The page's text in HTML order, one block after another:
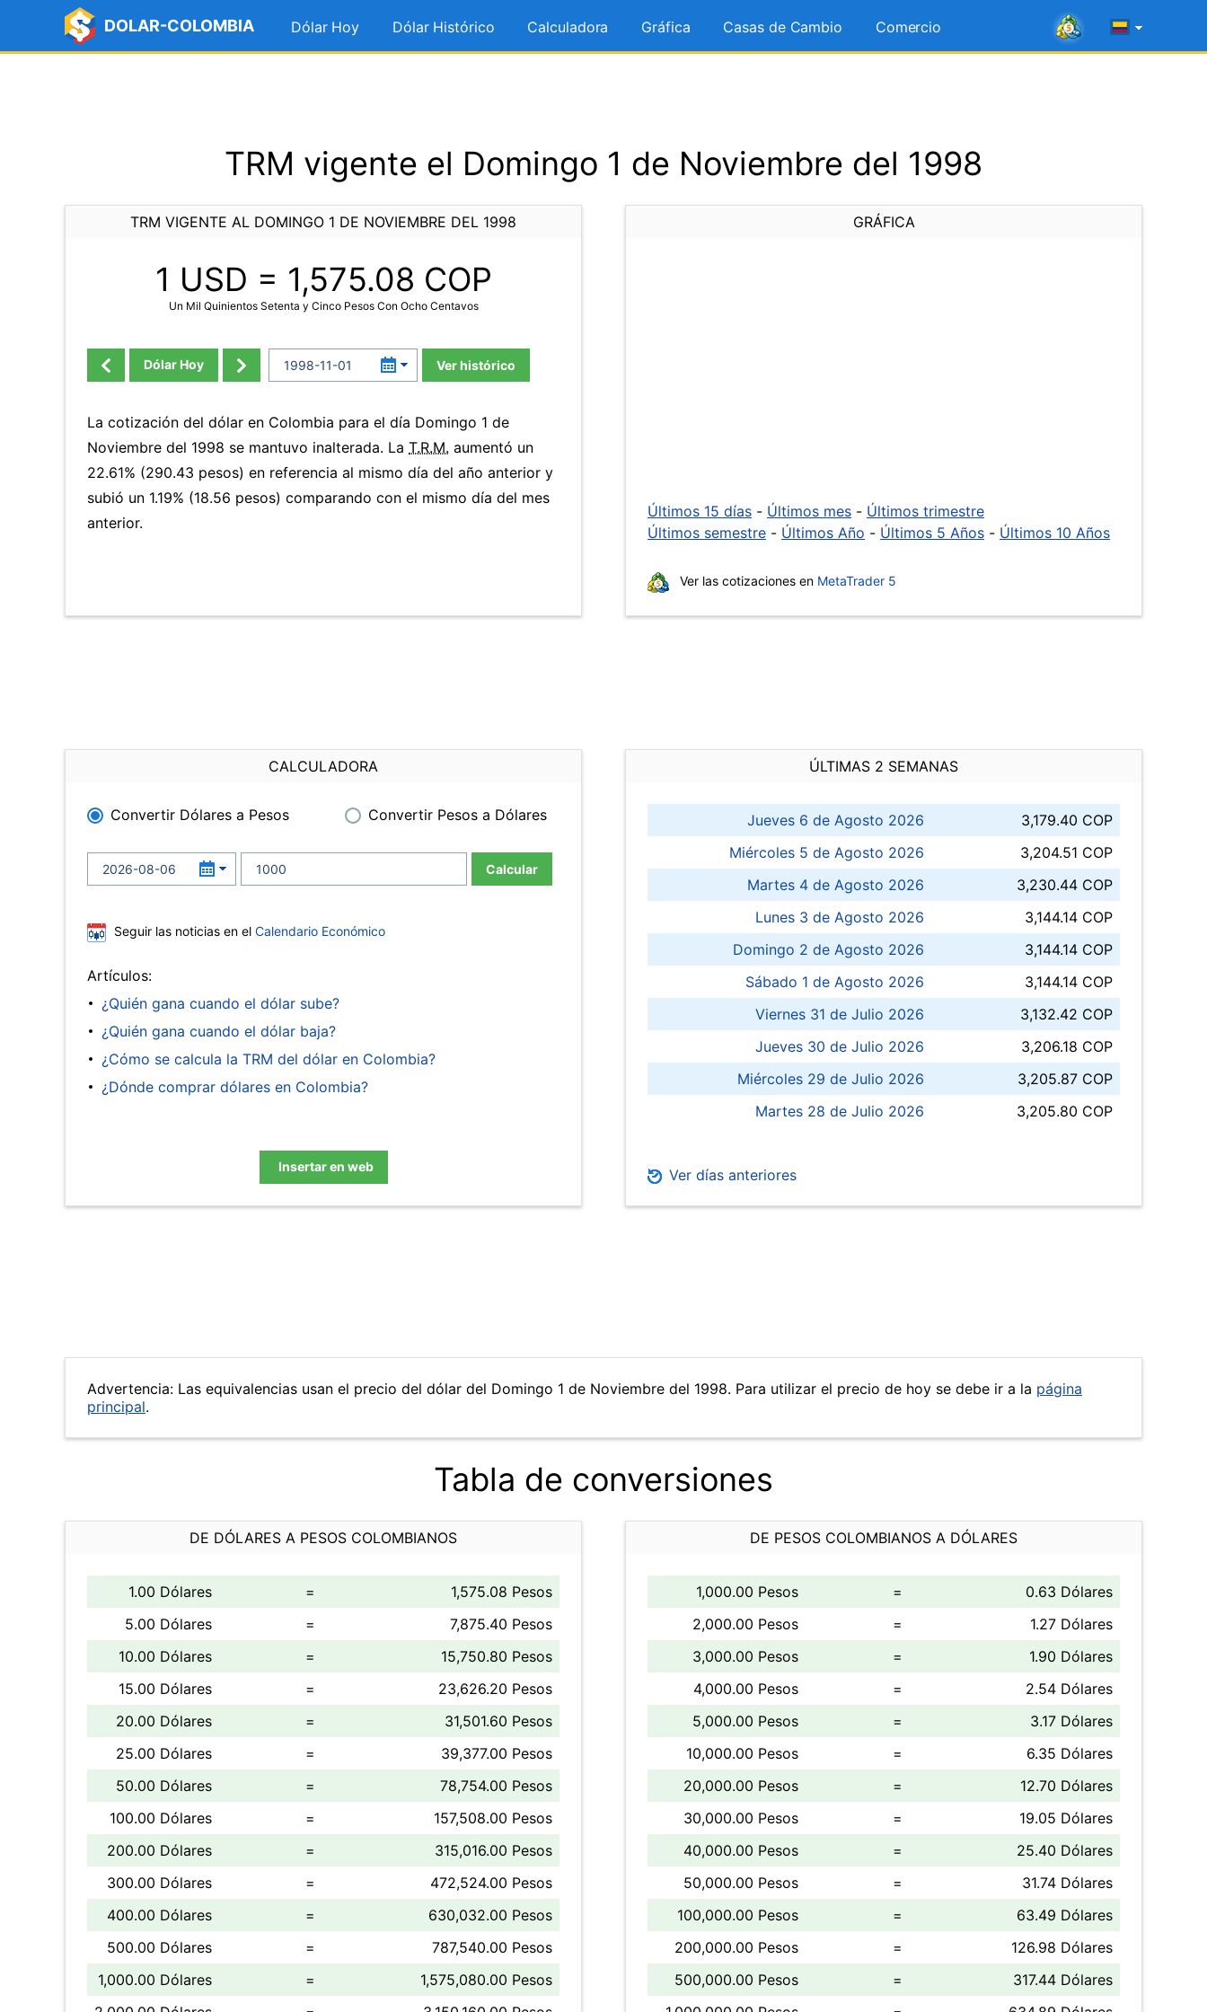
DOLAR-COLOMBIA Dólar Hoy Dólar Histórico Calculadora Gráfica Casas de Cambio Comercio
TRM vigente el Domingo 1 de Noviembre del 1998
TRM VIGENTE AL DOMINGO 1 DE NOVIEMBRE DEL 1998
1 USD = 1,575.08 COP
Un Mil Quinientos Setenta y Cinco Pesos Con Ocho Centavos
Dólar Hoy Ver histórico
La cotización del dólar en Colombia para el día Domingo 1 de
Noviembre del 1998 se mantuvo inalterada. La T.R.M. aumentó un
22.61% (290.43 pesos) en referencia al mismo día del año anterior y
subió un 1.19% (18.56 pesos) comparando con el mismo día del mes
anterior.
GRÁFICA
Últimos 15 días - Últimos mes - Últimos trimestre
Últimos semestre - Últimos Año - Últimos 5 Años - Últimos 10 Años
Ver las cotizaciones en MetaTrader 5
CALCULADORA
Convertir Dólares a Pesos Convertir Pesos a Dólares
Calcular
Seguir las noticias en el Calendario Económico
Artículos:
¿Quién gana cuando el dólar sube?
¿Quién gana cuando el dólar baja?
¿Cómo se calcula la TRM del dólar en Colombia?
¿Dónde comprar dólares en Colombia?
Insertar en web
ÚLTIMAS 2 SEMANAS
Jueves 6 de Agosto 2026
3,179.40 COP
Miércoles 5 de Agosto 2026
3,204.51 COP
Martes 4 de Agosto 2026
3,230.44 COP
Lunes 3 de Agosto 2026
3,144.14 COP
Domingo 2 de Agosto 2026
3,144.14 COP
Sábado 1 de Agosto 2026
3,144.14 COP
Viernes 31 de Julio 2026
3,132.42 COP
Jueves 30 de Julio 2026
3,206.18 COP
Miércoles 29 de Julio 2026
3,205.87 COP
Martes 28 de Julio 2026
3,205.80 COP
Ver días anteriores
Advertencia: Las equivalencias usan el precio del dólar del Domingo 1 de Noviembre del 1998. Para utilizar el precio de hoy se debe ir a la página
principal.
Tabla de conversiones
DE DÓLARES A PESOS COLOMBIANOS
1.00 Dólares =
1,575.08 Pesos
5.00 Dólares
=
7,875.40 Pesos
10.00 Dólares
=
15,750.80 Pesos
15.00 Dólares
=
23,626.20 Pesos
20.00 Dólares
=
31,501.60 Pesos
25.00 Dólares
=
39,377.00 Pesos
50.00 Dólares
=
78,754.00 Pesos
100.00 Dólares
=
157,508.00 Pesos
200.00 Dólares
=
315,016.00 Pesos
300.00 Dólares
=
472,524.00 Pesos
400.00 Dólares
=
630,032.00 Pesos
500.00 Dólares
=
787,540.00 Pesos
1,000.00 Dólares
=
1,575,080.00 Pesos
DE PESOS COLOMBIANOS A DÓLARES
1,000.00 Pesos =
0.63 Dólares
2,000.00 Pesos
=
1.27 Dólares
3,000.00 Pesos
=
1.90 Dólares
4,000.00 Pesos
=
2.54 Dólares
5,000.00 Pesos
=
3.17 Dólares
10,000.00 Pesos
=
6.35 Dólares
20,000.00 Pesos
=
12.70 Dólares
30,000.00 Pesos
=
19.05 Dólares
40,000.00 Pesos
=
25.40 Dólares
50,000.00 Pesos
=
31.74 Dólares
100,000.00 Pesos
=
63.49 Dólares
200,000.00 Pesos
=
126.98 Dólares
500,000.00 Pesos
=
317.44 Dólares